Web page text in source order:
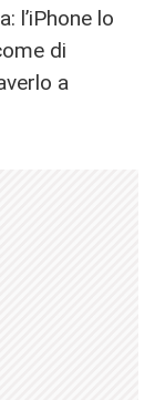
l’iPhone lo
di
a